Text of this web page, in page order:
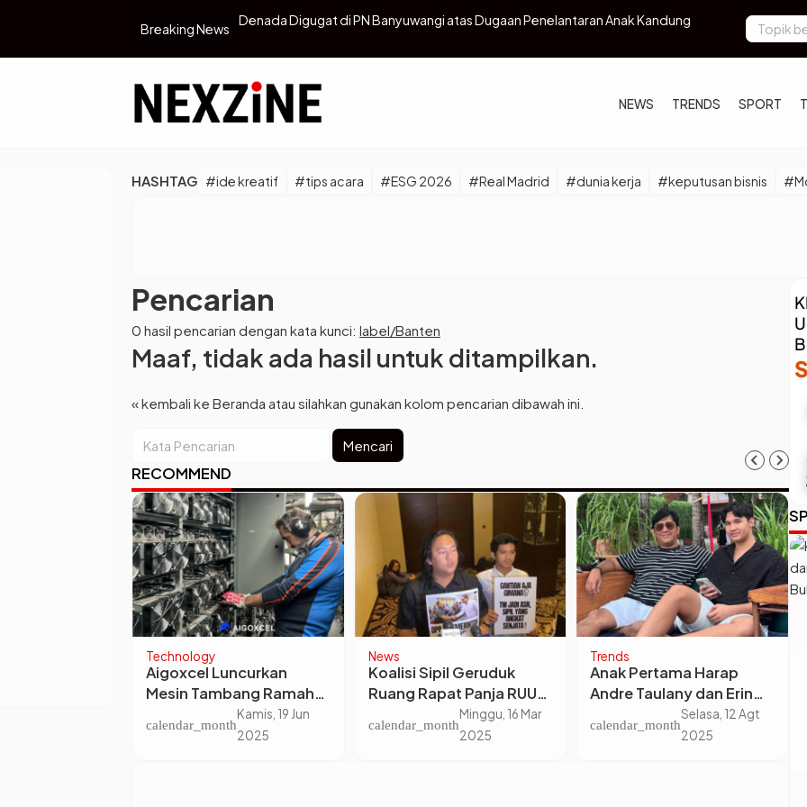
Breaking News
Denada Digugat di PN Banyuwangi atas Dugaan Penelantaran Anak Kandung Ratusan
NEWS TRENDS SPORT
HASHTAG #ide kreatif #tips acara #ESG 2026 #Real Madrid #dunia kerja #keputusan bisnis
Pencarian
0 hasil pencarian dengan kata kunci: label/Banten
Maaf, tidak ada hasil untuk ditampilkan.
« kembali ke Beranda atau silahkan gunakan kolom pencarian dibawah ini.
Mencari
RECOMMEND
Technology
Aigoxcel Luncurkan
Mesin Tambang Ramah
Lingkungan Berbasis
Algoritma Baru
calendar_month
Kamis, 19 Jun
2025
News
Koalisi Sipil Geruduk
Ruang Rapat Panja RUU
TNI di Hotel Jakarta
Pusat.
calendar_month
Minggu, 16 Mar
2025
Trends
Anak Pertama Harap
Andre Taulany dan Erin
calendar_month
Selasa, 12 Agt
2025